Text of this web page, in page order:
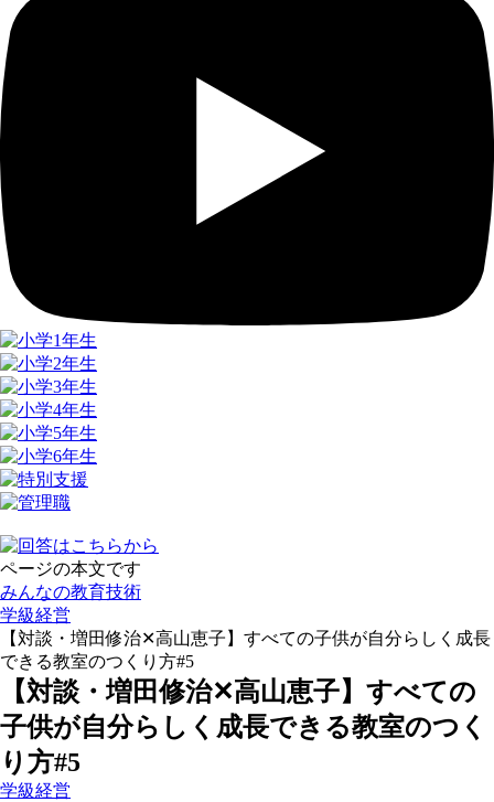
ページの本文です
みんなの教育技術
学級経営
【対談・増田修治✕高山恵子】すべての子供が自分らしく成長
できる教室のつくり方#5
【対談・増田修治✕高山恵子】すべての
子供が自分らしく成長できる教室のつく
り方#5
学級経営